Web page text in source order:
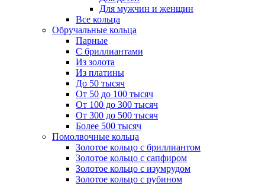
Для мужчин и женщин
Все кольца
Обручальные кольца
Парные
С бриллиантами
Из золота
Из платины
До 50 тысяч
От 50 до 100 тысяч
От 100 до 300 тысяч
От 300 до 500 тысяч
Более 500 тысяч
Помолвочные кольца
Золотое кольцо с бриллиантом
Золотое кольцо с сапфиром
Золотое кольцо с изумрудом
Золотое кольцо с рубином